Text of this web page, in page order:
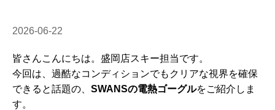
2026-06-22
皆さんこんにちは。盛岡店スキー担当です。
今回は、過酷なコンディションでもクリアな視界を確保
できると話題の、 SWANSの電熱ゴーグルをご紹介しま
す。